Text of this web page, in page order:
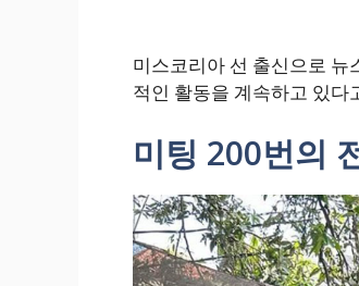
미스코리아 선 출신으로 뉴
적인 활동을 계속하고 있다
미팅 200번의